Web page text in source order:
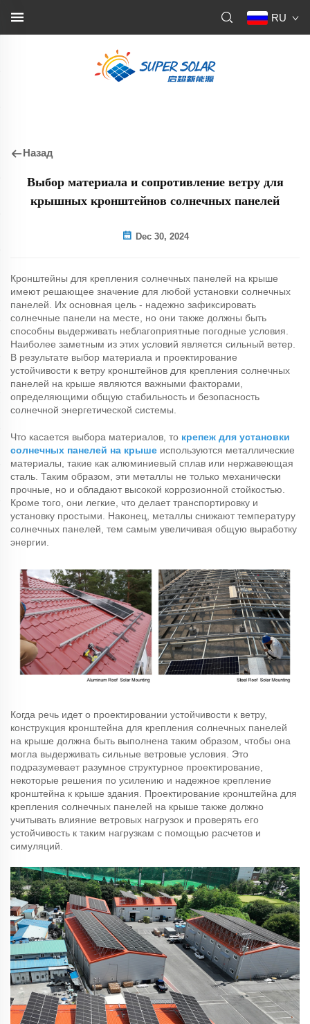
RU
Назад
Выбор материала и сопротивление ветру для
крышных кронштейнов солнечных панелей
Dec 30, 2024
Кронштейны для крепления солнечных панелей на крыше
имеют решающее значение для любой установки солнечных
панелей. Их основная цель - надежно зафиксировать
солнечные панели на месте, но они также должны быть
способны выдерживать неблагоприятные погодные условия.
Наиболее заметным из этих условий является сильный ветер.
В результате выбор материала и проектирование
устойчивости к ветру кронштейнов для крепления солнечных
панелей на крыше являются важными факторами,
определяющими общую стабильность и безопасность
солнечной энергетической системы.
Что касается выбора материалов, то крепеж для установки
солнечных панелей на крыше используются металлические
материалы, такие как алюминиевый сплав или нержавеющая
сталь. Таким образом, эти металлы не только механически
прочные, но и обладают высокой коррозионной стойкостью.
Кроме того, они легкие, что делает транспортировку и
установку простыми. Наконец, металлы снижают температуру
солнечных панелей, тем самым увеличивая общую выработку
энергии.
Когда речь идет о проектировании устойчивости к ветру,
конструкция кронштейна для крепления солнечных панелей
на крыше должна быть выполнена таким образом, чтобы она
могла выдерживать сильные ветровые условия. Это
подразумевает разумное структурное проектирование,
некоторые решения по усилению и надежное крепление
кронштейна к крыше здания. Проектирование кронштейна для
крепления солнечных панелей на крыше также должно
учитывать влияние ветровых нагрузок и проверять его
устойчивость к таким нагрузкам с помощью расчетов и
симуляций.